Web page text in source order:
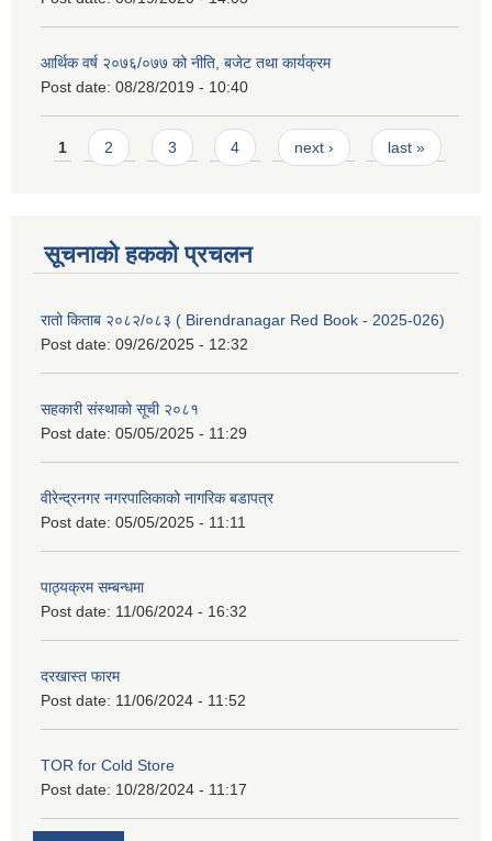
आर्थिक वर्ष २०७६/०७७ को नीति, बजेट तथा कार्यक्रम
Post date: 08/28/2019 - 10:40
Pages
1 2 3 4 next › last »
सूचनाको हकको प्रचलन
रातो किताब २०८२/०८३ ( Birendranagar Red Book - 2025-026)
Post date: 09/26/2025 - 12:32
सहकारी संस्थाको सूची २०८१
Post date: 05/05/2025 - 11:29
वीरेन्द्रनगर नगरपालिकाको नागरिक बडापत्र
Post date: 05/05/2025 - 11:11
पाठ्यक्रम सम्बन्धमा
Post date: 11/06/2024 - 16:32
दरखास्त फारम
Post date: 11/06/2024 - 11:52
TOR for Cold Store
Post date: 10/28/2024 - 11:17